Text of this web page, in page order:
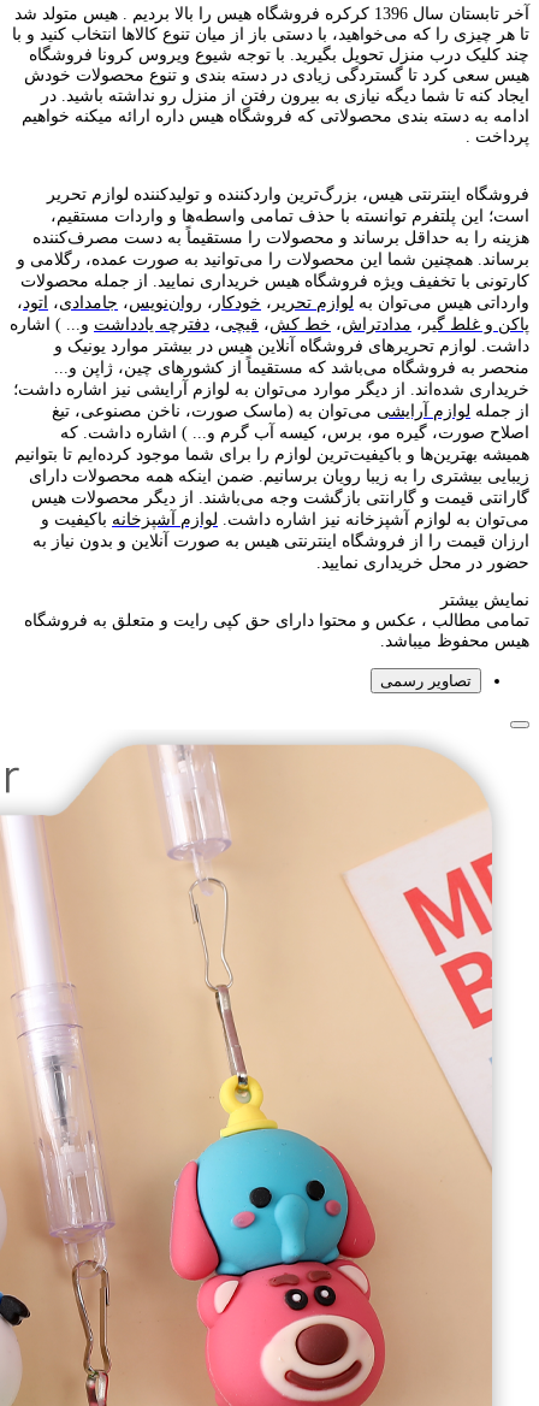
آخر تابستان سال 1396 کرکره فروشگاه هیس را بالا بردیم . هیس متولد شد
تا هر چیزی را که می‌خواهید، با دستی باز از میان تنوع کالاها انتخاب کنید و با
چند کلیک درب منزل تحویل بگیرید. با توجه شیوع ویروس کرونا فروشگاه
هیس سعی کرد تا گستردگی زیادی در دسته بندی و تنوع محصولات خودش
ایجاد کنه تا شما دیگه نیازی به بیرون رفتن از منزل رو نداشته باشید. در
ادامه به دسته بندی محصولاتی که فروشگاه هیس داره ارائه میکنه خواهیم
پرداخت .
فروشگاه اینترنتی هیس، بزرگ‌ترین وارد‌کننده و تولید‌کننده لوازم تحریر
است؛ این پلتفرم توانسته با حذف تمامی واسطه‌ها و واردات مستقیم،
هزینه را به حداقل برساند و محصولات را مستقیماً به دست مصرف‌کننده
برساند. همچنین شما این محصولات را می‌توانید به صورت عمده، رگلامی و
کارتونی با تخفیف ویژه فروشگاه هیس خریداری نمایید. از جمله محصولات
وارداتی هیس می‌توان به لوازم تحریر ، خودکار ، روان‌نویس، جامدادی، اتود،
پاکن و غلط گیر ، مدادتراش، خط کش، قیچی، دفترچه یادداشت و... ) اشاره
داشت. لوازم تحریر‌های فروشگاه آنلاین هیس در بیشتر موارد یونیک و
منحصر به فروشگاه می‌باشد که مستقیماً از کشور‌های چین، ژاپن و...
خریداری شده‌اند. از دیگر موارد می‌توان به لوازم آرایشی نیز اشاره داشت؛
از جمله لوازم آرایشی می‌توان به (ماسک صورت، ناخن مصنوعی، تیغ
اصلاح صورت، گیره مو، برس، کیسه آب گرم و... ) اشاره داشت. که
همیشه بهترین‌ها و باکیفیت‌ترین لوازم را برای شما موجود کرده‌ایم تا بتوانیم
زیبایی بیشتری را به زیبا رویان برسانیم. ضمن اینکه همه محصولات دارای
گارانتی قیمت و گارانتی بازگشت وجه می‌باشند. از دیگر محصولات هیس
می‌توان به لوازم آشپزخانه نیز اشاره داشت. لوازم آشپزخانه باکیفیت و
ارزان قیمت را از فروشگاه اینترنتی هیس به صورت آنلاین و بدون نیاز به
حضور در محل خریداری نمایید.
نمایش بیشتر
تمامی مطالب ، عکس و محتوا دارای حق کپی رایت و متعلق به فروشگاه
هیس محفوظ میباشد.
تصاویر رسمی